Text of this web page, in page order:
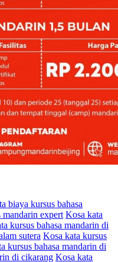
biaya kursus bahasa
expert Kosa kata
kursus bahasa mandarin di
sutera Kosa kata kursus
kursus bahasa mandarin di
di cikarang Kosa kata